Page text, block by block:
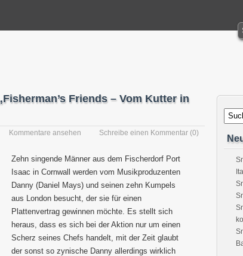
Friends – Vom Kutter in
Schreibe einen Kommentar (0)
Kommentare ansehen
Zehn singende Männer aus dem Fischerdorf Port
Isaac in Cornwall werden vom Musikproduzenten
Danny (Daniel Mays) und seinen zehn Kumpels
aus London besucht, der sie für einen
Plattenvertrag gewinnen möchte. Es stellt sich
heraus, dass es sich bei der Aktion nur um einen
Scherz seines Chefs handelt, mit der Zeit glaubt
der sonst so zynische Danny allerdings wirklich